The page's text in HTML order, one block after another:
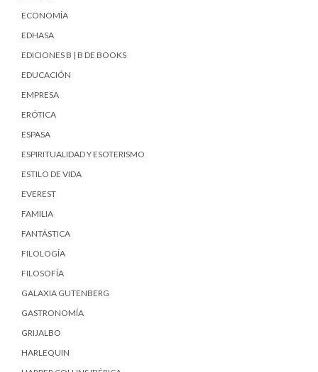
ECONOMÍA
EDHASA
EDICIONES B | B DE BOOKS
EDUCACIÓN
EMPRESA
ERÓTICA
ESPASA
ESPIRITUALIDAD Y ESOTERISMO
ESTILO DE VIDA
EVEREST
FAMILIA
FANTÁSTICA
FILOLOGÍA
FILOSOFÍA
GALAXIA GUTENBERG
GASTRONOMÍA
GRIJALBO
HARLEQUIN